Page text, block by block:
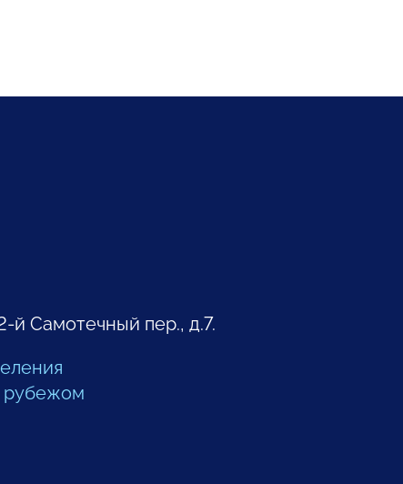
й Самотечный пер., д.7.
рубежом